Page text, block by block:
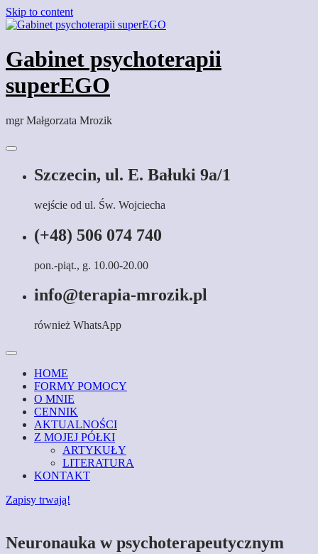
Skip to content
Gabinet psychoterapii
superEGO
mgr Małgorzata Mrozik
Szczecin, ul. E. Bałuki 9a/1
wejście od ul. Św. Wojciecha
(+48) 506 074 740
pon.-piąt., g. 10.00-20.00
info@terapia-mrozik.pl
również WhatsApp
HOME
FORMY POMOCY
O MNIE
CENNIK
AKTUALNOŚCI
Z MOJEJ PÓŁKI
ARTYKUŁY
LITERATURA
KONTAKT
Zapisy trwają!
Neuronauka w psychoterapeutycznym